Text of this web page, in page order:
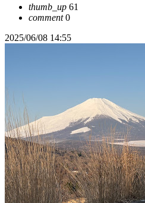
thumb_up 61
comment0
2025/06/08 14:55